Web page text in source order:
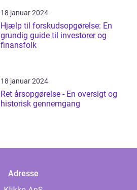
18 januar 2024
Hjælp til forskudsopgørelse: En
grundig guide til investorer og
finansfolk
18 januar 2024
Ret årsopgørelse - En oversigt og
historisk gennemgang
Adresse